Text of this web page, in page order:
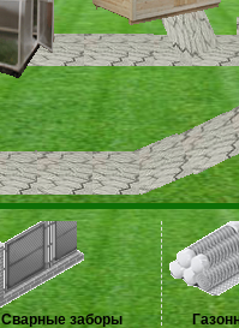
Сварные заборы